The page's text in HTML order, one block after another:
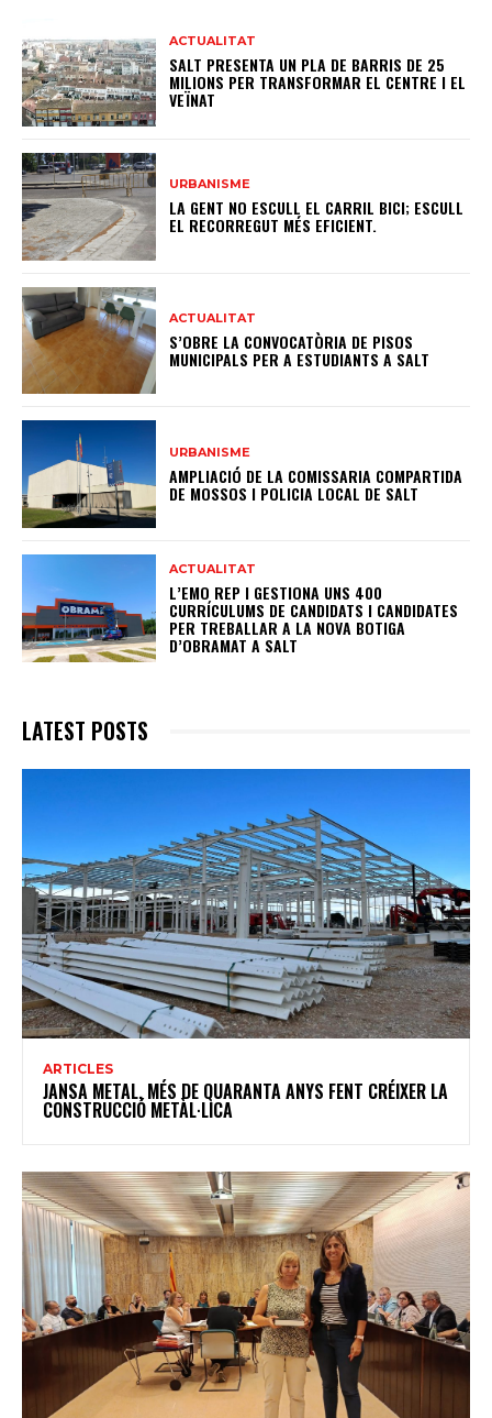
ACTUALITAT
SALT PRESENTA UN PLA DE BARRIS DE 25
MILIONS PER TRANSFORMAR EL CENTRE I EL
VEÏNAT
URBANISME
LA GENT NO ESCULL EL CARRIL BICI; ESCULL
EL RECORREGUT MÉS EFICIENT.
ACTUALITAT
S’OBRE LA CONVOCATÒRIA DE PISOS
MUNICIPALS PER A ESTUDIANTS A SALT
URBANISME
AMPLIACIÓ DE LA COMISSARIA COMPARTIDA
DE MOSSOS I POLICIA LOCAL DE SALT
ACTUALITAT
L’EMO REP I GESTIONA UNS 400
CURRÍCULUMS DE CANDIDATS I CANDIDATES
PER TREBALLAR A LA NOVA BOTIGA
D’OBRAMAT A SALT
LATEST POSTS
ARTICLES
JANSA METAL, MÉS DE QUARANTA ANYS FENT CRÉIXER LA
CONSTRUCCIÓ METÀL·LICA